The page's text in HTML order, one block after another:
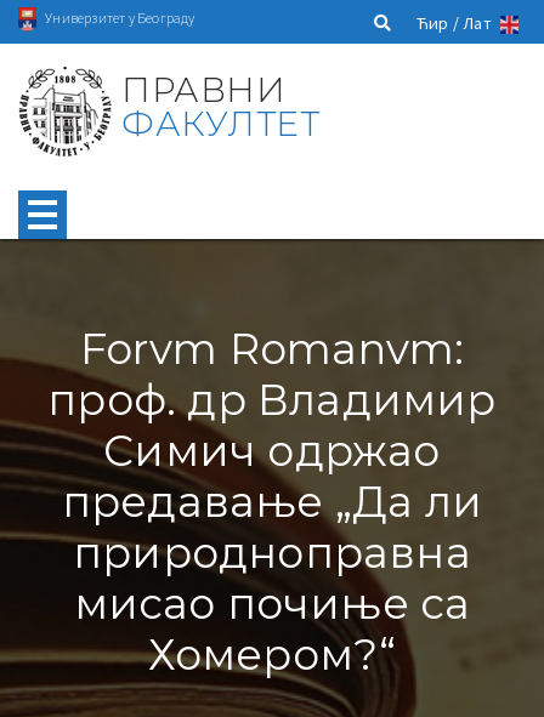
Универзитет у Београду Ћир /Лат
ПРАВНИ
ФАКУЛТЕТ
Forvm Romanvm:
проф. др Владимир
Симич одржао
предавање „Да ли
природноправна
мисао почиње са
Хомером?“